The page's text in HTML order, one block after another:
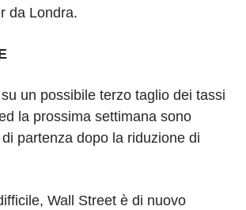
da Londra.
un possibile terzo taglio dei tassi
la prossima settimana sono
partenza dopo la riduzione di
Wall Street è di nuovo